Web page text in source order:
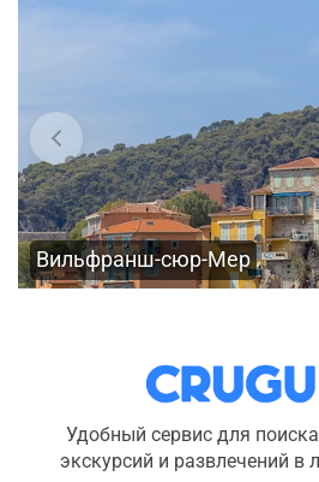
Вильфранш-сюр-Мер
Удобный сервис для
экскурсий и развлечений в